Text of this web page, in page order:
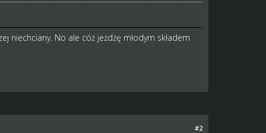
niechciany. No ale cóż jeżdżę młodym składem
#2